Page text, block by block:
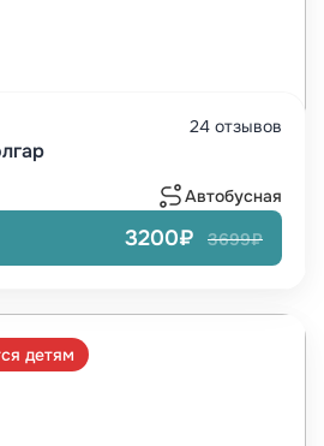
24 отзывов
Автобусная
3200₽ 3699₽
детям